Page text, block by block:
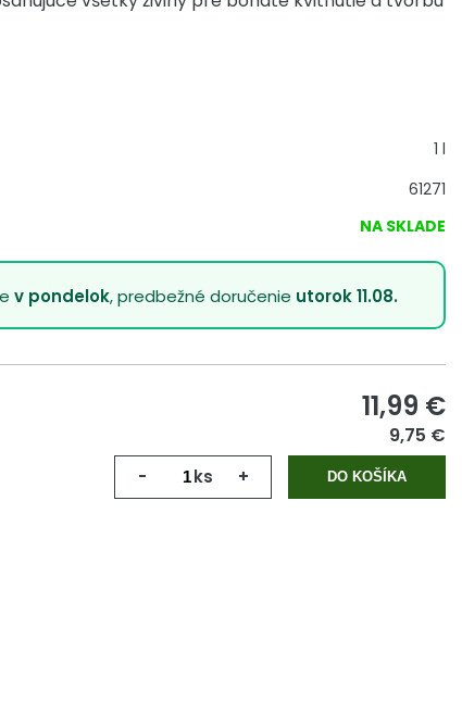
1 l
61271
NA SKLADE
v pondelok, predbežné doručenie utorok 11.08.
11,99 €
9,75 €
- ks + DO KOŠÍKA